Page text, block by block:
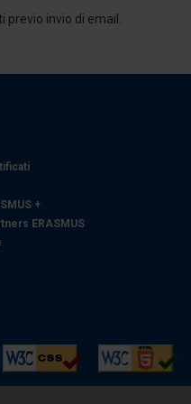
invio di email.
+
ERASMUS